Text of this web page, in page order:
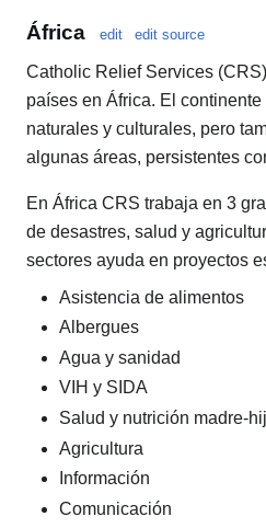
África edit edit source
Catholic Relief Services
países en África. El
naturales y culturales, pero
algunas áreas, persistentes
En África CRS trabaja en 3
de desastres, salud y
sectores ayuda en proyectos
Asistencia de alimentos
Albergues
Agua y sanidad
VIH y SIDA
Salud y nutrición madre-
Agricultura
Información
Comunicación